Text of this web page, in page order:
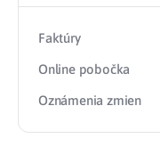
Faktúry
Online pobočka
Oznámenia zmien